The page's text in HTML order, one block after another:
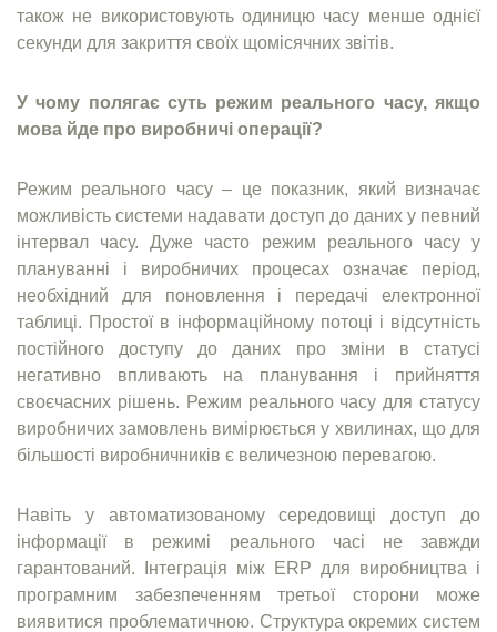
також не використовують одиницю часу менше однієї
секунди для закриття своїх щомісячних звітів.
У чому полягає суть режим реального часу, якщо
мова йде про виробничі операції?
Режим реального часу – це показник, який визначає
можливість системи надавати доступ до даних у певний
інтервал часу. Дуже часто режим реального часу у
плануванні і виробничих процесах означає період,
необхідний для поновлення і передачі електронної
таблиці. Простої в інформаційному потоці і відсутність
постійного доступу до даних про зміни в статусі
негативно впливають на планування і прийняття
своєчасних рішень. Режим реального часу для статусу
виробничих замовлень вимірюється у хвилинах, що для
більшості виробничників є величезною перевагою.
Навіть у автоматизованому середовищі доступ до
інформації в режимі реального часі не завжди
гарантований. Інтеграція між ERP для виробництва і
програмним забезпеченням третьої сторони може
виявитися проблематичною. Структура окремих систем